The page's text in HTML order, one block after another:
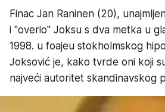
Finac Jan Raninen (20),
i "overio" Joksu s dva metka u
1998. u foajeu stokholmskog
Joksović je, kako tvrde oni koji
najveći autoritet skandinavskog